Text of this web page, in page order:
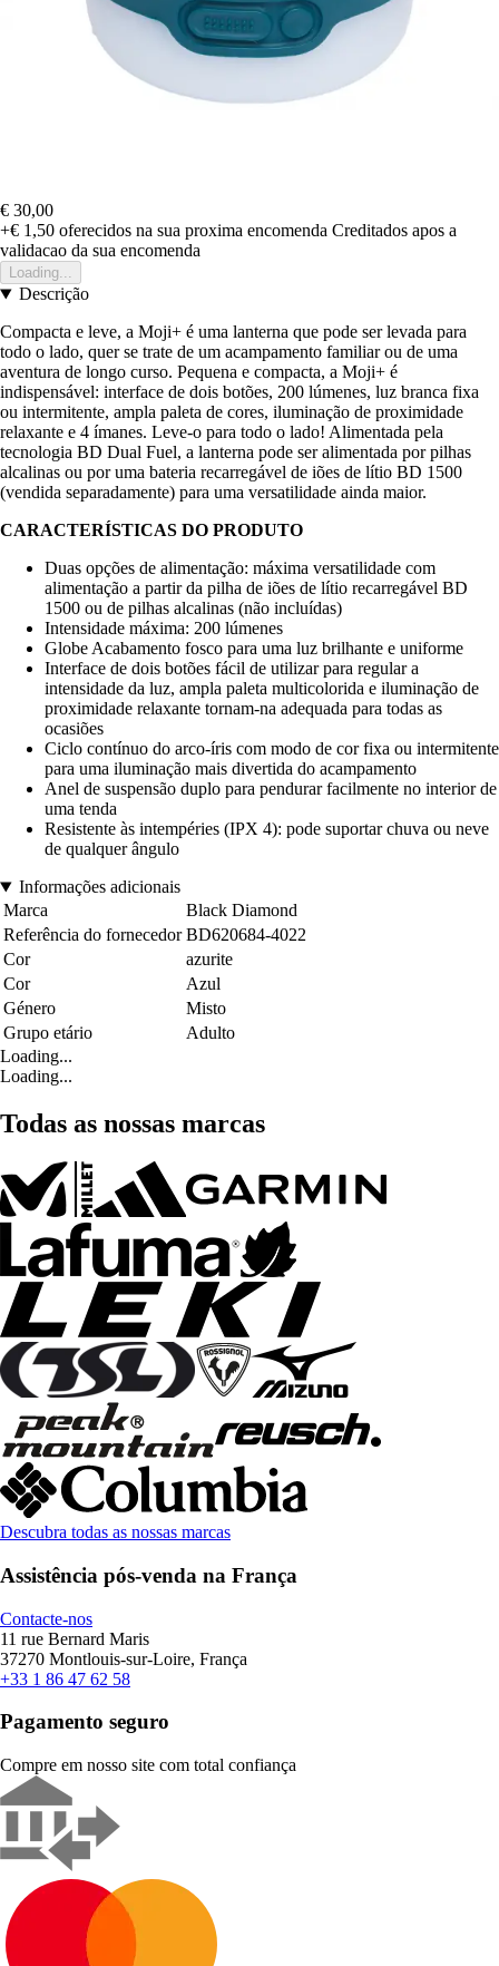
€ 30,00
+€ 1,50 oferecidos na sua proxima encomenda Creditados apos a
validacao da sua encomenda
Loading...
Descrição
Compacta e leve, a Moji+ é uma lanterna que pode ser levada para
todo o lado, quer se trate de um acampamento familiar ou de uma
aventura de longo curso. Pequena e compacta, a Moji+ é
indispensável: interface de dois botões, 200 lúmenes, luz branca fixa
ou intermitente, ampla paleta de cores, iluminação de proximidade
relaxante e 4 ímanes. Leve-o para todo o lado! Alimentada pela
tecnologia BD Dual Fuel, a lanterna pode ser alimentada por pilhas
alcalinas ou por uma bateria recarregável de iões de lítio BD 1500
(vendida separadamente) para uma versatilidade ainda maior.
CARACTERÍSTICAS DO PRODUTO
Duas opções de alimentação: máxima versatilidade com
alimentação a partir da pilha de iões de lítio recarregável BD
1500 ou de pilhas alcalinas (não incluídas)
Intensidade máxima: 200 lúmenes
Globe Acabamento fosco para uma luz brilhante e uniforme
Interface de dois botões fácil de utilizar para regular a
intensidade da luz, ampla paleta multicolorida e iluminação de
proximidade relaxante tornam-na adequada para todas as
ocasiões
Ciclo contínuo do arco-íris com modo de cor fixa ou intermitente
para uma iluminação mais divertida do acampamento
Anel de suspensão duplo para pendurar facilmente no interior de
uma tenda
Resistente às intempéries (IPX 4): pode suportar chuva ou neve
de qualquer ângulo
Informações adicionais
Marca
Black Diamond
Referência do fornecedor BD620684-4022
Cor
azurite
Cor
Azul
Género
Misto
Grupo etário
Adulto
Loading...
Loading...
Todas as nossas marcas
Descubra todas as nossas marcas
Assistência pós-venda na França
Contacte-nos
11 rue Bernard Maris
37270 Montlouis-sur-Loire, França
+33 1 86 47 62 58
Pagamento seguro
Compre em nosso site com total confiança